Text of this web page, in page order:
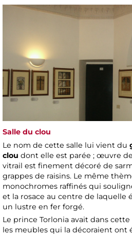
Salle du clou
Le nom de cette salle lui vient du
clou dont elle est parée ; œuvre de
vitrail est finement décoré de
grappes de raisins. Le même
monochromes raffinés qui
et la rosace au centre de laquelle
un lustre en fer forgé.
Le prince Torlonia avait dans cette
les meubles qui la décoraient ont